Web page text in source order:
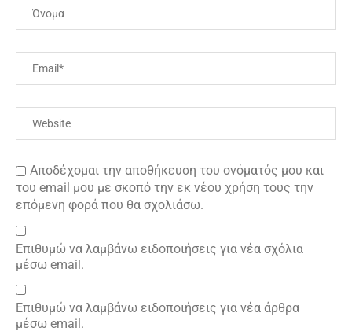
Αποδέχομαι την αποθήκευση του ονόματός μου και
του email μου με σκοπό την εκ νέου χρήση τους την
επόμενη φορά που θα σχολιάσω.
Επιθυμώ να λαμβάνω ειδοποιήσεις για νέα σχόλια
μέσω email.
Επιθυμώ να λαμβάνω ειδοποιήσεις για νέα άρθρα
μέσω email.